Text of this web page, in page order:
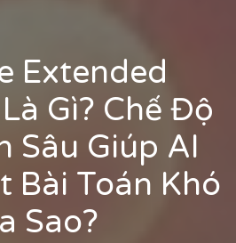
Extended
Gì? Chế Độ
Sâu Giúp AI
Bài Toán Khó
Sao?